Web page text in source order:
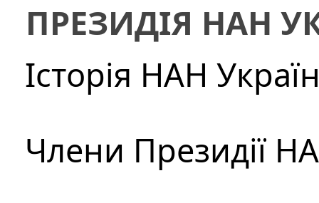
ПРЕЗИДІЯ НАН
Історія НАН
Члени Президії